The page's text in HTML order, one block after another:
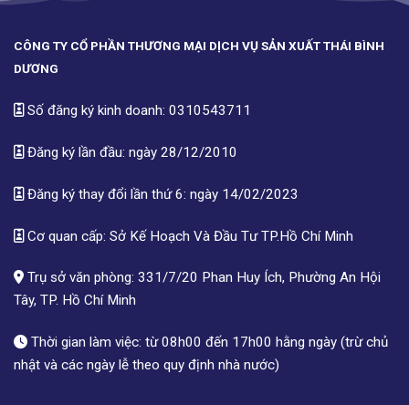
CÔNG TY CỔ PHẦN THƯƠNG MẠI DỊCH VỤ SẢN XUẤT THÁI BÌNH
DƯƠNG
Số đăng ký kinh doanh: 0310543711
Đăng ký lần đầu: ngày 28/12/2010
Đăng ký thay đổi lần thứ 6: ngày 14/02/2023
Cơ quan cấp: Sở Kế Hoạch Và Đầu Tư TP.Hồ Chí Minh
Trụ sở văn phòng: 331/7/20 Phan Huy Ích, Phường An Hội
Tây, TP. Hồ Chí Minh
Thời gian làm việc: từ 08h00 đến 17h00 hằng ngày (trừ chủ
nhật và các ngày lễ theo quy định nhà nước)